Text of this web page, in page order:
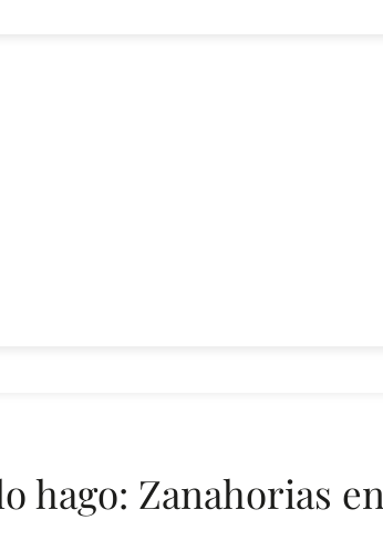
hago: Zanahorias